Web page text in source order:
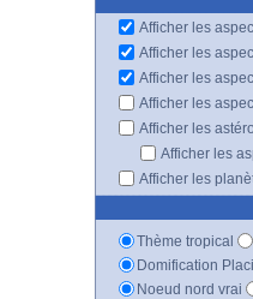
Afficher les
Afficher les
Afficher les
Afficher les
Afficher les
Afficher les
Afficher les
Thème tropical
Domification
Noeud nord vrai